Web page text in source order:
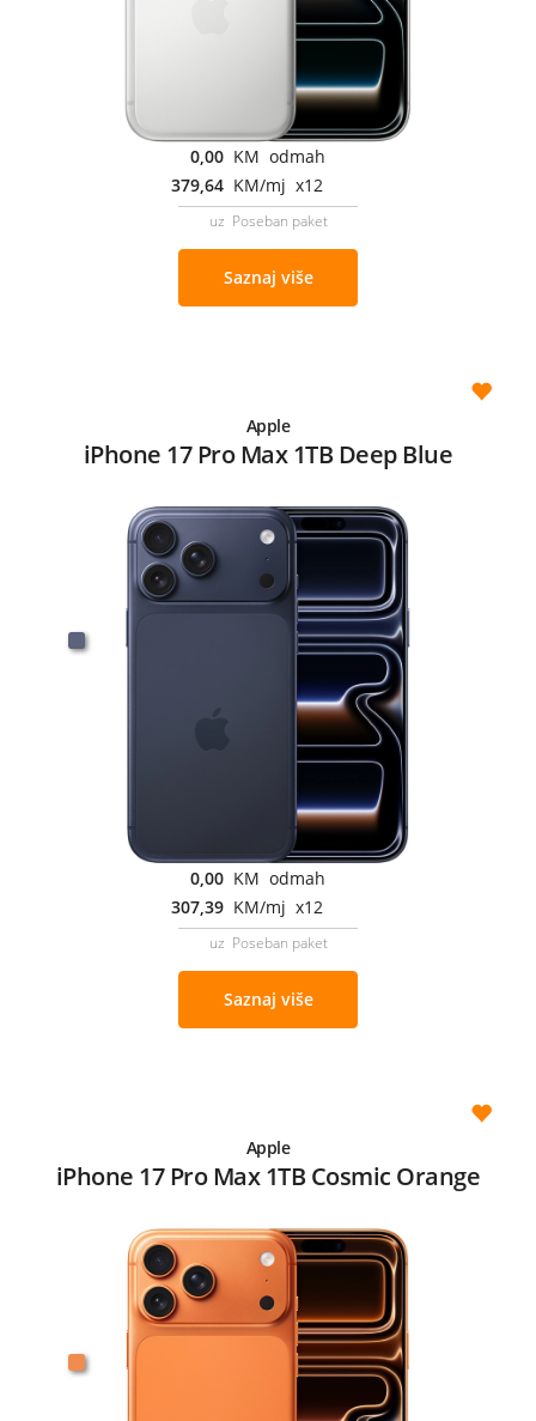
0,00 KM odmah
379,64 KM/mj x12
uz Poseban paket
Saznaj više
Apple
iPhone 17 Pro Max 1TB Deep Blue
0,00 KM odmah
307,39 KM/mj x12
uz Poseban paket
Saznaj više
Apple
iPhone 17 Pro Max 1TB Cosmic Orange